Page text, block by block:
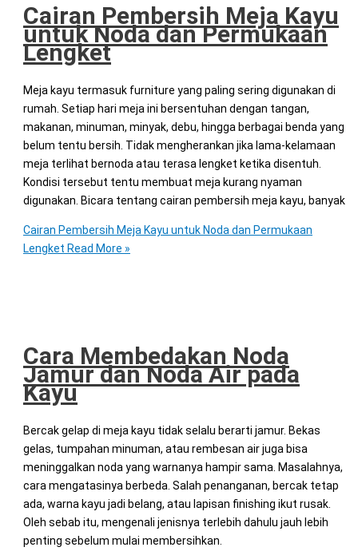
Cairan Pembersih Meja Kayu
untuk Noda dan Permukaan
Lengket
Meja kayu termasuk furniture yang paling sering digunakan di
rumah. Setiap hari meja ini bersentuhan dengan tangan,
makanan, minuman, minyak, debu, hingga berbagai benda yang
belum tentu bersih. Tidak mengherankan jika lama-kelamaan
meja terlihat bernoda atau terasa lengket ketika disentuh.
Kondisi tersebut tentu membuat meja kurang nyaman
digunakan. Bicara tentang cairan pembersih meja kayu, banyak
Cairan Pembersih Meja Kayu untuk Noda dan Permukaan
Lengket Read More »
Cara Membedakan Noda
Jamur dan Noda Air pada
Kayu
Bercak gelap di meja kayu tidak selalu berarti jamur. Bekas
gelas, tumpahan minuman, atau rembesan air juga bisa
meninggalkan noda yang warnanya hampir sama. Masalahnya,
cara mengatasinya berbeda. Salah penanganan, bercak tetap
ada, warna kayu jadi belang, atau lapisan finishing ikut rusak.
Oleh sebab itu, mengenali jenisnya terlebih dahulu jauh lebih
penting sebelum mulai membersihkan.